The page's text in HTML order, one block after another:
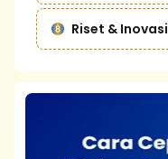
Riset & Inovasi